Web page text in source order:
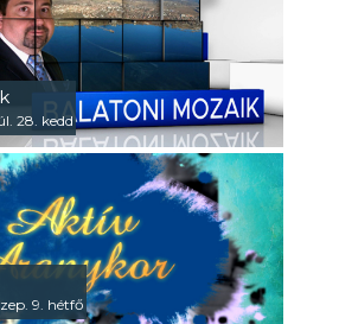
28. kedd
9. hétfő